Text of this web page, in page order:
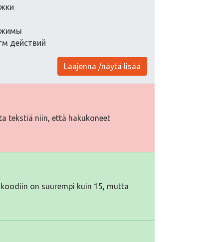
действий
Laajenna /näytä lisää
tekstiä niin, että hakukoneet
on suurempi kuin 15, mutta